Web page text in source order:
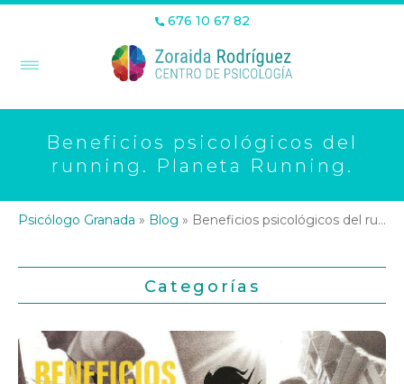
676 10 67 82
Beneficios psicológicos del
running. Planeta Running.
Psicólogo Granada » Blog » Beneficios psicológicos del running. Planeta Running.
Categorías